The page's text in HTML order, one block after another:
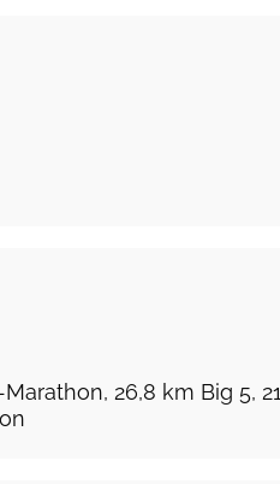
26,8 km Big 5,